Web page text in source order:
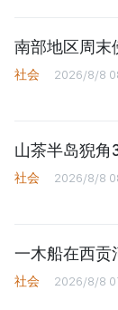
南部地区周末
社会 2026/8/8
山茶半岛猊角
社会 2026/8/8
一木船在西贡
社会 2026/8/8